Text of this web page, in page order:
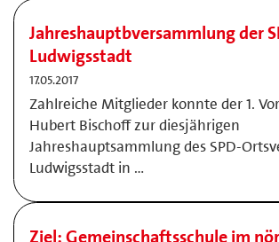
Jahreshauptbversammlung der
Ludwigsstadt
17.05.2017
Zahlreiche Mitglieder konnte der 1.
Hubert Bischoff zur diesjährigen
Jahreshauptsammlung des SPD-
Ludwigsstadt in …
Ziel: Gemeinschaftsschule im